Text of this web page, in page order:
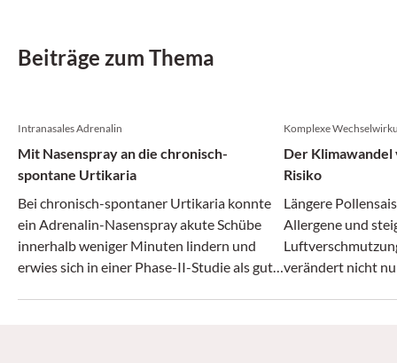
Beiträge zum Thema
Intranasales Adrenalin
Mit Nasenspray an die chronisch-
spontane Urtikaria
Bei chronisch-spontaner Urtikaria konnte
ein Adrenalin-Nasenspray akute Schübe
innerhalb weniger Minuten lindern und
erwies sich in einer Phase-II-Studie als gut
Komplexe
Der
Risiko
Längere
Allergene und
verändert nicht